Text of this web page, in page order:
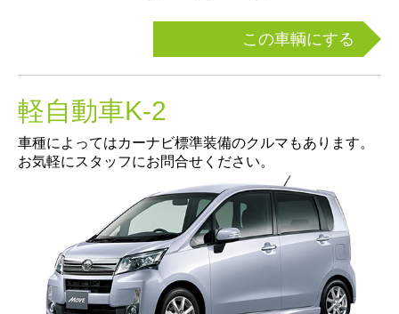
この車輌にする
軽自動車K-2
車種によってはカーナビ標準装備のクルマもあります。
お気軽にスタッフにお問合せください。